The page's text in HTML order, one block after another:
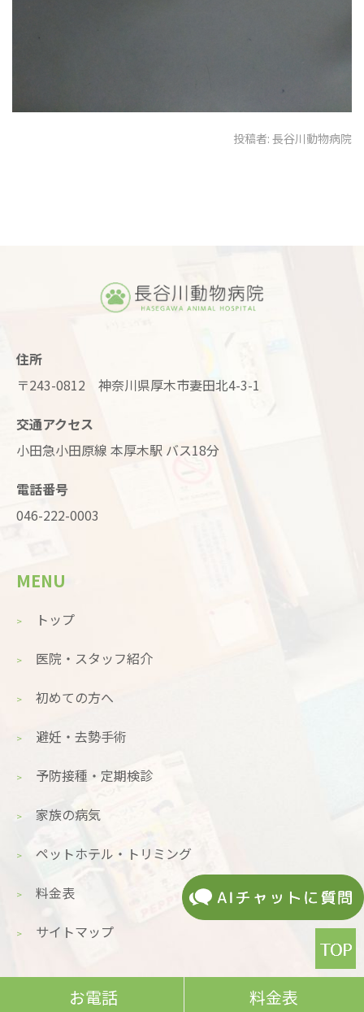
投稿者: 長谷川動物病院
お電話 料金表
住所
〒243-0812 神奈川県厚木市妻田北4-3-1
交通アクセス
小田急小田原線 本厚木駅 バス18分
電話番号
046-222-0003
MENU
トップ
医院・スタッフ紹介
初めての方へ
避妊・去勢手術
予防接種・定期検診
家族の病気
ペットホテル・トリミング
料金表
サイトマップ